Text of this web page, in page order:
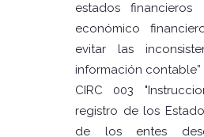
estados financieros
económico
evitar las
información contable”
CIRC 003
registro de los
de los entes